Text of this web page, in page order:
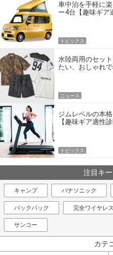
車中泊を手軽に
ー4台【趣味ギア
トピックス
水陸両用のセッ
たい、おしゃれ
ニュース
ジムレベルの本
【趣味ギア適性診
トピックス
注目キ
キャンプ パナソニック
バックパック 完全ワイヤレ
サンコー
カテ